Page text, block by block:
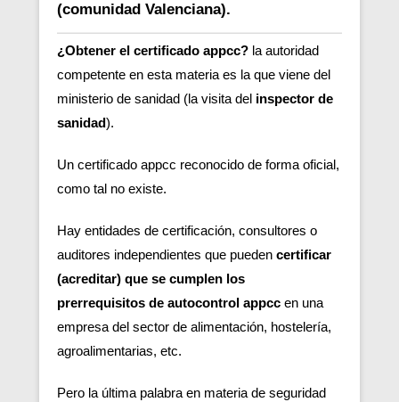
(comunidad Valenciana).
¿Obtener el certificado appcc? la autoridad
competente en esta materia es la que viene del
ministerio de sanidad (la visita del inspector de
sanidad).
Un certificado appcc reconocido de forma oficial,
como tal no existe.
Hay entidades de certificación, consultores o
auditores independientes que pueden certificar
(acreditar) que se cumplen los
prerrequisitos de autocontrol appcc en una
empresa del sector de alimentación, hostelería,
agroalimentarias, etc.
Pero la última palabra en materia de seguridad